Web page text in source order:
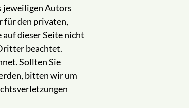
jeweiligen Autors
für den privaten,
dieser Seite nicht
beachtet.
Sollten Sie
bitten wir um